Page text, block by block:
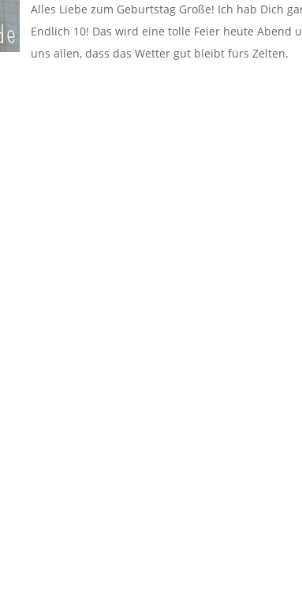
Alles Liebe zum Geburtstag Große! Ich hab Dich
Endlich 10! Das wird eine tolle Feier heute Abend
uns allen, dass das Wetter gut bleibt fürs Zelten.